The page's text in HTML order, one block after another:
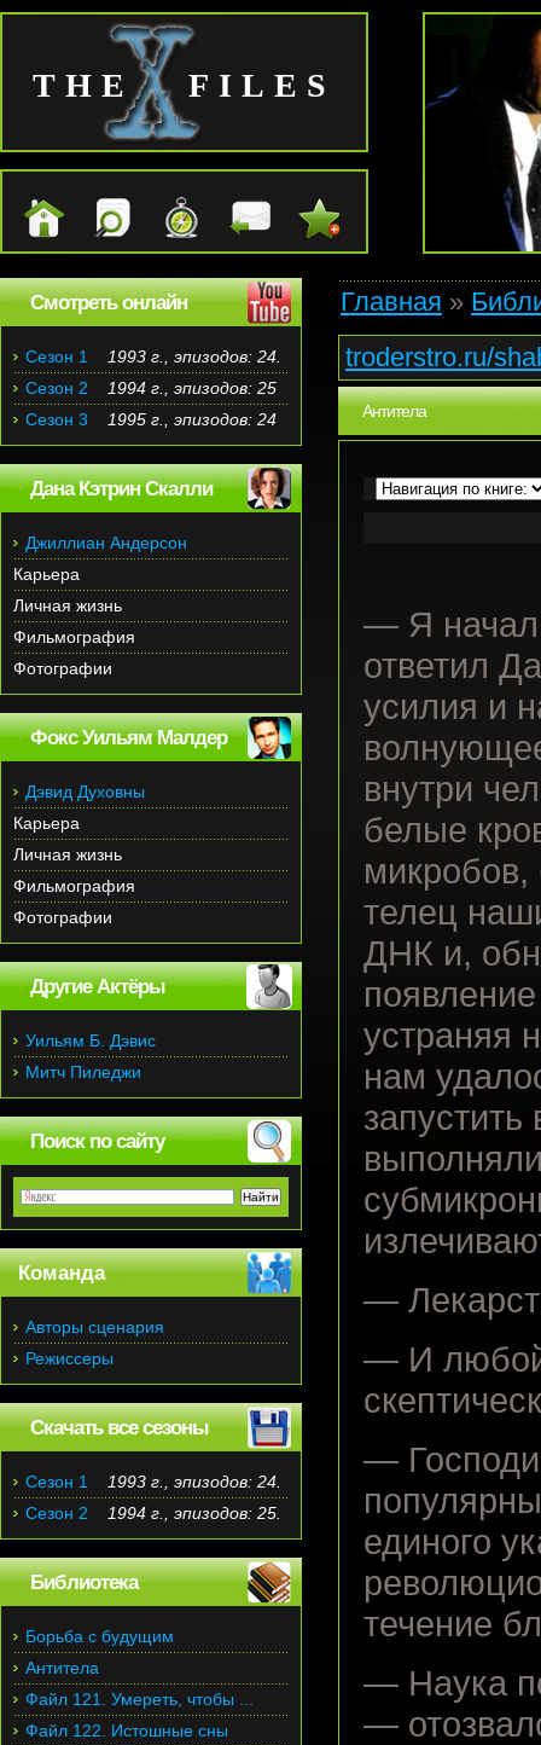
THE FILES
Главная »
troderstro.ru/
Антитела
— Я начал
ответил
усилия и
внутри
белые
микробов,
телец
ДНК и,
устраняя
нам
—
— И любой
—
единого
течение
— Наука
—
Смотреть онлайн
Сезон 1
1993 г., эпизодов: 24.
Сезон 2
1994 г., эпизодов: 25
Сезон 3
1995 г., эпизодов: 24
Дана Кэтрин Скалли
Джиллиан Андерсон
Карьера
Личная жизнь
Фильмография
Фотографии
Фокс Уильям Малдер
Дэвид Духовны
Карьера
Личная жизнь
Фильмография
Фотографии
Другие Актёры
Уильям Б. Дэвис
Митч Пиледжи
Поиск по сайту
Команда
Авторы сценария
Режиссеры
Скачать все сезоны
Сезон 1
1993 г., эпизодов: 24.
Сезон 2
1994 г., эпизодов: 25.
Библиотека
Борьба с будущим
Антитела
Файл 121. Умереть, чтобы ...
Файл 122. Истошные сны